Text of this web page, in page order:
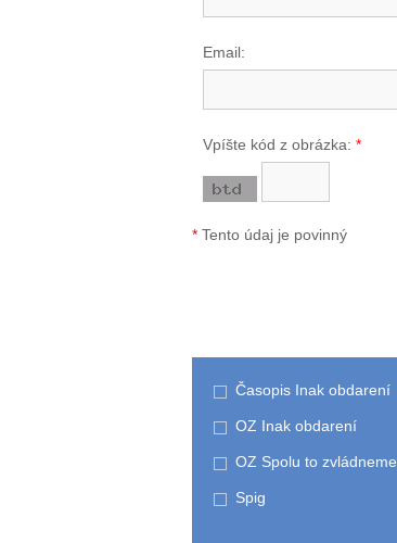
Email:
Vpíšte kód z obrázka: *
* Tento údaj je povinný
Časopis Inak obdarení
OZ Inak obdarení
OZ Spolu to zvládneme
Spig